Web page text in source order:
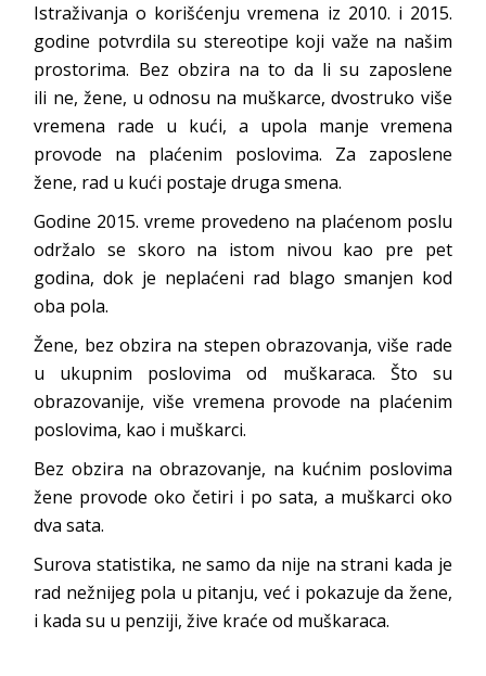
Istraživanja o korišćenju vremena iz 2010. i 2015.
godine potvrdila su stereotipe koji važe na našim
prostorima. Bez obzira na to da li su zaposlene
ili ne, žene, u odnosu na muškarce, dvostruko više
vremena rade u kući, a upola manje vremena
provode na plaćenim poslovima. Za zaposlene
žene, rad u kući postaje druga smena.
Godine 2015. vreme provedeno na plaćenom poslu
održalo se skoro na istom nivou kao pre pet
godina, dok je neplaćeni rad blago smanjen kod
oba pola.
Žene, bez obzira na stepen obrazovanja, više rade
u ukupnim poslovima od muškaraca. Što su
obrazovanije, više vremena provode na plaćenim
poslovima, kao i muškarci.
Bez obzira na obrazovanje, na kućnim poslovima
žene provode oko četiri i po sata, a muškarci oko
dva sata.
Surova statistika, ne samo da nije na strani kada je
rad nežnijeg pola u pitanju, već i pokazuje da žene,
i kada su u penziji, žive kraće od muškaraca.